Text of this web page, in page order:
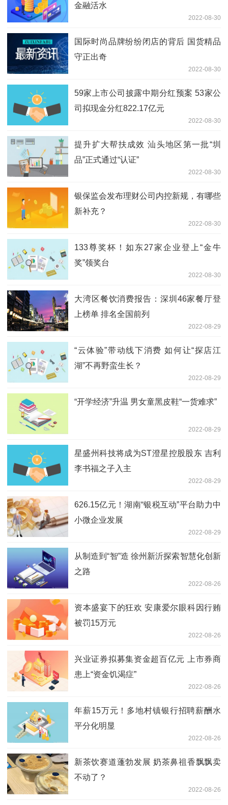
金融活水
2022-08-30
国际时尚品牌纷纷闭店的背后 国货精品
守正出奇
2022-08-30
59家上市公司披露中期分红预案 53家公
司拟现金分红822.17亿元
2022-08-30
提升扩大帮扶成效 汕头地区第一批“圳
品”正式通过“认证”
2022-08-30
银保监会发布理财公司内控新规，有哪些
新补充？
2022-08-30
133尊奖杯！如东27家企业登上“金牛
奖”领奖台
2022-08-30
大湾区餐饮消费报告：深圳46家餐厅登
上榜单 排名全国前列
2022-08-29
“云体验”带动线下消费 如何让“探店江
湖”不再野蛮生长？
2022-08-29
“开学经济”升温 男女童黑皮鞋“一货难求”
2022-08-29
星盛州科技将成为ST澄星控股股东 吉利
李书福之子入主
2022-08-29
626.15亿元！湖南“银税互动”平台助力中
小微企业发展
2022-08-29
从制造到“智”造 徐州新沂探索智慧化创新
之路
2022-08-26
资本盛宴下的狂欢 安康爱尔眼科因行贿
被罚15万元
2022-08-26
兴业证券拟募集资金超百亿元 上市券商
患上“资金饥渴症”
2022-08-26
年薪15万元！多地村镇银行招聘薪酬水
平分化明显
2022-08-26
新茶饮赛道蓬勃发展 奶茶鼻祖香飘飘卖
不动了？
2022-08-26